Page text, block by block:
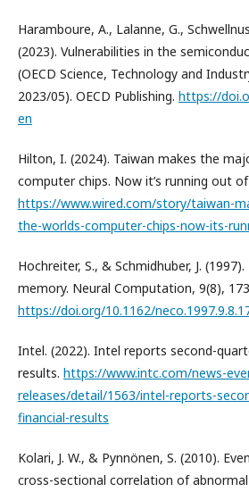
Haramboure, A., Lalanne, G.,
(2023). Vulnerabilities in the
(OECD Science, Technology and
2023/05). OECD Publishing. https://
en
Hilton, I. (2024). Taiwan makes the
computer chips. Now it’s running out
https://www.wired.com/story/taiwan-
the-worlds-computer-chips-now-its-
Hochreiter, S., & Schmidhuber, J.
memory. Neural Computation, 9(8),
https://doi.org/10.1162/
Intel. (2022). Intel reports second-
results. https://www.intc.com/news-
releases/detail/1563/intel-reports-
financial-results
Kolari, J. W., & Pynnönen, S. (2010).
cross-sectional correlation of